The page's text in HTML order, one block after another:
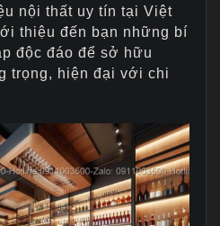
nội thất uy tín tại Việt
thiệu đến bạn những bí
độc đáo để sở hữu
trọng, hiện đại với chi